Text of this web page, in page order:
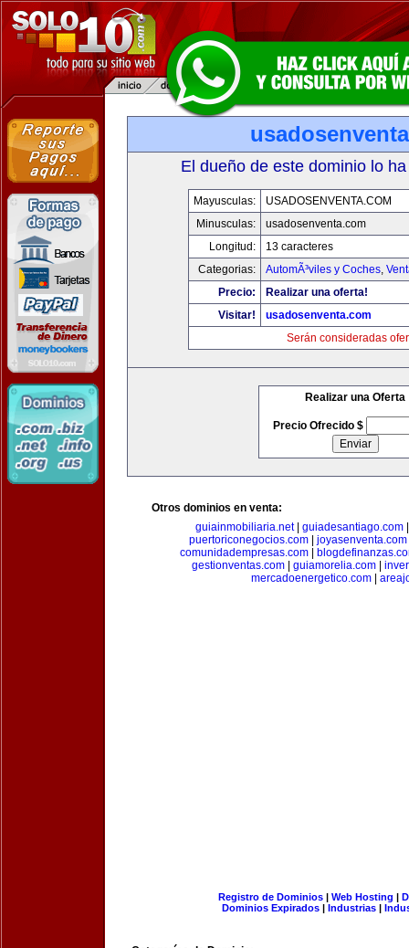
El dueño de este dominio lo
Mayusculas:
USADOSENVENTA.COM
Minusculas:
usadosenventa.com
Longitud:
13 caracteres
Categorias:
AutomÃ³viles y Coches,
Precio:
Realizar una oferta!
Visitar!
usadosenventa.com
Serán consideradas
Realizar una Oferta
Precio Ofrecido $
Otros dominios en venta:
guiainmobiliaria.net| guiadesantiago.com
puertoriconegocios.com
joyasenventa.com
comunidadempresas.com|
gestionventas.com| guiamorelia.com|
mercadoenergetico.com
Registro de Dominios| Web Hosting |
Dominios Expirados | Industrias |